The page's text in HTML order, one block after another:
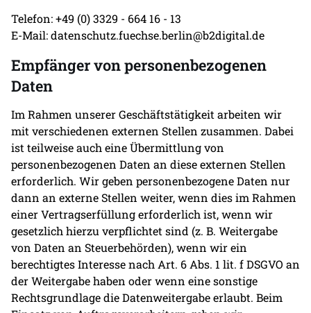
Telefon: +49 (0) 3329 - 664 16 - 13
E-Mail: datenschutz.fuechse.berlin@b2digital.de
Empfänger von personenbezogenen
Daten
Im Rahmen unserer Geschäftstätigkeit arbeiten wir
mit verschiedenen externen Stellen zusammen. Dabei
ist teilweise auch eine Übermittlung von
personenbezogenen Daten an diese externen Stellen
erforderlich. Wir geben personenbezogene Daten nur
dann an externe Stellen weiter, wenn dies im Rahmen
einer Vertragserfüllung erforderlich ist, wenn wir
gesetzlich hierzu verpflichtet sind (z. B. Weitergabe
von Daten an Steuerbehörden), wenn wir ein
berechtigtes Interesse nach Art. 6 Abs. 1 lit. f DSGVO an
der Weitergabe haben oder wenn eine sonstige
Rechtsgrundlage die Datenweitergabe erlaubt. Beim